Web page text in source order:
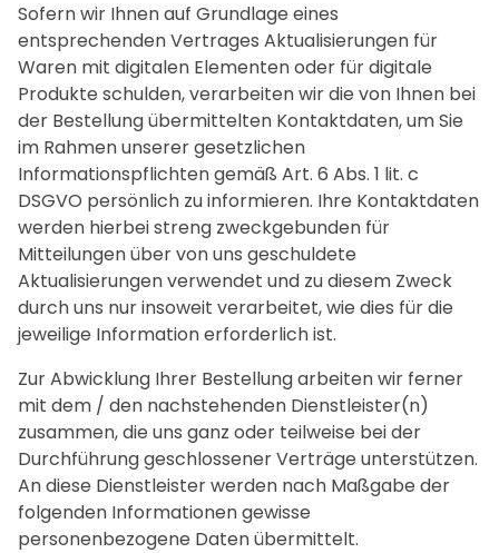
Sofern wir Ihnen auf Grundlage eines
entsprechenden Vertrages Aktualisierungen für
Waren mit digitalen Elementen oder für digitale
Produkte schulden, verarbeiten wir die von Ihnen bei
der Bestellung übermittelten Kontaktdaten, um Sie
im Rahmen unserer gesetzlichen
Informationspflichten gemäß Art. 6 Abs. 1 lit. c
DSGVO persönlich zu informieren. Ihre Kontaktdaten
werden hierbei streng zweckgebunden für
Mitteilungen über von uns geschuldete
Aktualisierungen verwendet und zu diesem Zweck
durch uns nur insoweit verarbeitet, wie dies für die
jeweilige Information erforderlich ist.
Zur Abwicklung Ihrer Bestellung arbeiten wir ferner
mit dem / den nachstehenden Dienstleister(n)
zusammen, die uns ganz oder teilweise bei der
Durchführung geschlossener Verträge unterstützen.
An diese Dienstleister werden nach Maßgabe der
folgenden Informationen gewisse
personenbezogene Daten übermittelt.